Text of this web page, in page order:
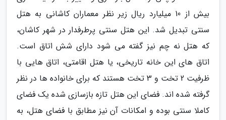
بیش از 10 میلیارد ریال زیر نظر معماران کاشانی به هتل
سنتی تبدیل شد. این هتل سنتی پرطرفدار در شهر کاشان،
که هتل نه چم نیز گفته می شود دارای شش اتاق است.
اتاق های این خانه تاریخی، یا هتل اقامتی، اتاق هایی با
ظرفیت 2 تخت و 3 تخت هستند که برای خانواده ها در نظر
گرفته شده اند. فضای این هتل تازه بازسازی شده یک فضای
کاملا سنتی بوده و امکانات آن نیز مطابق با فضای هتل، به